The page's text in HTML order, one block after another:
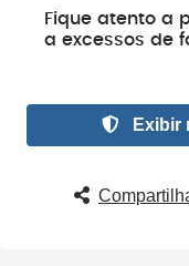
Fique atento a
a excessos de
Exibir